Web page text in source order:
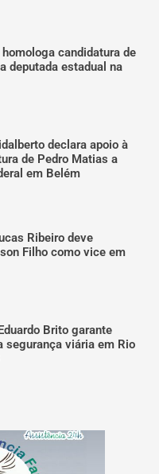
candidatura de
deputada estadual na
declara apoio à
de Pedro Matias a
em Belém
Ribeiro deve
Filho como vice em
Brito garante
segurança viária em Rio